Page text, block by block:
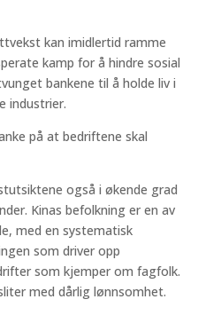
kan imidlertid ramme
kamp for å hindre sosial
bankene til å holde liv i
industrier.
på at bedriftene skal
også i økende grad
Kinas befolkning er en av
med en systematisk
som driver opp
som kjemper om fagfolk.
med dårlig lønnsomhet.